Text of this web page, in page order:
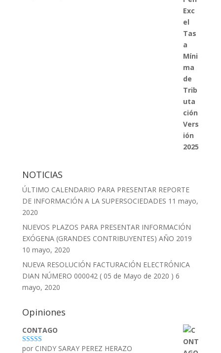
NOTICIAS
ÚLTIMO CALENDARIO PARA PRESENTAR REPORTE
DE INFORMACIÓN A LA SUPERSOCIEDADES 11 mayo,
2020
NUEVOS PLAZOS PARA PRESENTAR INFORMACIÓN
EXÓGENA (GRANDES CONTRIBUYENTES) AÑO 2019
10 mayo, 2020
NUEVA RESOLUCIÓN FACTURACIÓN ELECTRÓNICA
DIAN NÚMERO 000042 ( 05 de Mayo de 2020 ) 6
mayo, 2020
Opiniones
CONTAGO
Valorado con
por CINDY SARAY PEREZ HERAZO